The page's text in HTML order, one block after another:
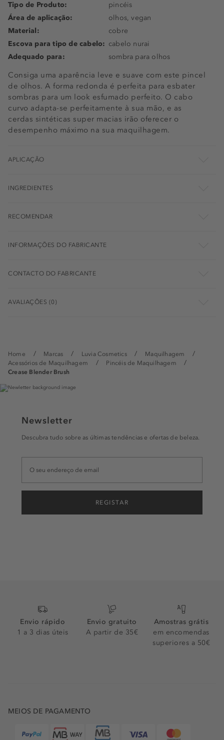
Home Marcas Luvia Cosmetics
Maquilhagem
Acessórios de Maquilhagem
Pincéis de Maquilhagem
Crease Blender Brush
Consiga uma aparência leve e suave com este pincel
de olhos. A forma redonda é perfeita para esbater
sombras para um look esfumado perfeito. O cabo
curvo adapta-se perfeitamente à sua mão, e as
cerdas sintéticas super macias irão oferecer o
desempenho máximo na sua maquilhagem.
Tipo de Produto:
pincéis
Área de aplicação:
olhos, vegan
Material:
cobre
Escova para tipo de cabelo: cabelo nurai
Adequado para:
sombra para olhos
APLICAÇÃO
INGREDIENTES
RECOMENDAR
INFORMAÇÕES DO FABRICANTE
CONTACTO DO FABRICANTE
AVALIAÇÕES (0)
Newsletter
Descubra tudo sobre as últimas tendências e ofertas de beleza.
REGISTAR
Envio rápido
1 a 3 dias úteis
Envio gratuito
A partir de 35€
Amostras grátis
em encomendas
superiores a 50€
MEIOS DE PAGAMENTO